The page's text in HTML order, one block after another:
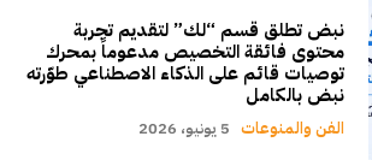
نبض تطلق قسم “لك” لتقديم تجربة
محتوى فائقة التخصيص مدعوماً بمحرك
توصيات قائم على الذكاء الاصطناعي طوّرته
نبض بالكامل
الفن والمنوعات 5 يونيو، 2026